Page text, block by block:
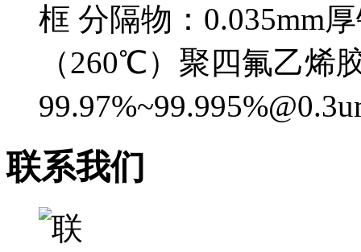
框 分隔物：0.035mm
（260℃）聚四氟乙烯
联系我们